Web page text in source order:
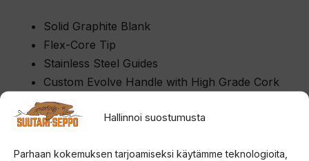
Hallinnoi suostumusta
Parhaan kokemuksen tarjoamiseksi käytämme teknologioita,
Solid Graphite Blank
Flex-Core Tip
Stainless Steel Guides
Custom Evolve Handle with High Grade Cork